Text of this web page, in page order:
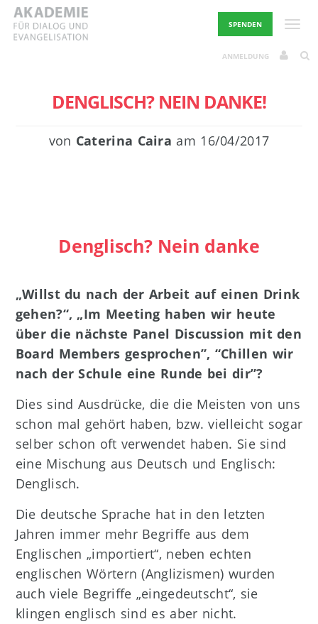
Skip
content
SPENDEN
ANMELDUNG
DENGLISCH? NEIN DANKE!
von Caterina Caira am 16/04/2017
Denglisch? Nein danke
„Willst du nach der Arbeit auf einen Drink
gehen?“, „Im Meeting haben wir heute
über die nächste Panel Discussion mit den
Board Members gesprochen”, “Chillen wir
nach der Schule eine Runde bei dir”?
Dies sind Ausdrücke, die die Meisten von uns
schon mal gehört haben, bzw. vielleicht sogar
selber schon oft verwendet haben. Sie sind
eine Mischung aus Deutsch und Englisch:
Denglisch.
Die deutsche Sprache hat in den letzten
Jahren immer mehr Begriffe aus dem
Englischen „importiert“, neben echten
englischen Wörtern (Anglizismen) wurden
auch viele Begriffe „eingedeutscht“, sie
klingen englisch sind es aber nicht.